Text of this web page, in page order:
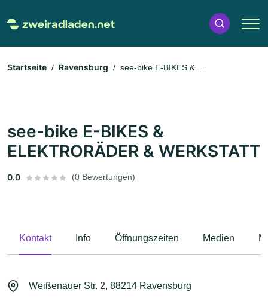
Startseite Ravensburg
see-bike E-BIKES &
see-bike E-BIKES &
ELEKTRORÄDER & WERKSTATT
0.0 (0 Bewertungen)
Kontakt Info Öffnungszeiten Medien
Weißenauer Str. 2, 88214 Ravensburg